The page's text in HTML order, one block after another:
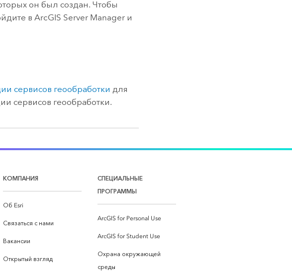
он был создан. Чтобы
в ArcGIS Server Manager и
сервисов геообработки для
сервисов геообработки.
КОМПАНИЯ
Об Esri
Связаться с нами
Вакансии
Открытый взгляд
СПЕЦИАЛЬНЫЕ
ПРОГРАММЫ
ArcGIS for Personal Use
ArcGIS for Student Use
Охрана окружающей
среды